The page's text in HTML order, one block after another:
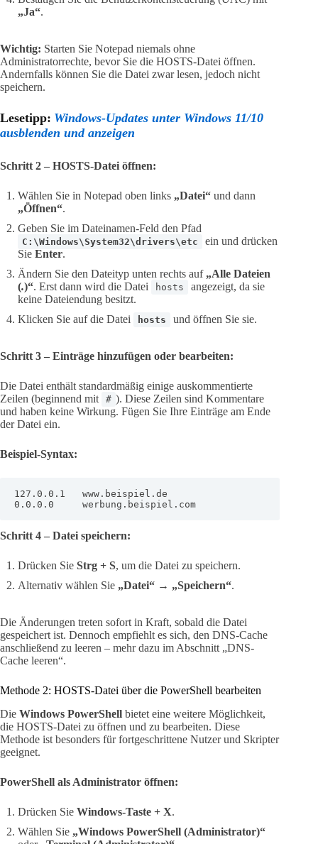
„Ja“.
Wichtig: Starten Sie Notepad niemals ohne
Administratorrechte, bevor Sie die HOSTS-Datei öffnen.
Andernfalls können Sie die Datei zwar lesen, jedoch nicht
speichern.
Lesetipp: Windows-Updates unter Windows 11/10
ausblenden und anzeigen
Schritt 2 – HOSTS-Datei öffnen:
Wählen Sie in Notepad oben links „Datei“ und dann
„Öffnen“.
Geben Sie im Dateinamen-Feld den Pfad
C:\Windows\System32\drivers\etc
ein und drücken
Sie Enter.
Ändern Sie den Dateityp unten rechts auf „Alle Dateien
(.)“. Erst dann wird die Datei hosts
angezeigt, da sie
keine Dateiendung besitzt.
Klicken Sie auf die Datei
hosts und öffnen Sie sie.
Schritt 3 – Einträge hinzufügen oder bearbeiten:
Die Datei enthält standardmäßig einige auskommentierte
Zeilen (beginnend mit
# ). Diese Zeilen sind Kommentare
und haben keine Wirkung. Fügen Sie Ihre Einträge am Ende
der Datei ein.
Beispiel-Syntax:
127.0.0.1   www.beispiel.de
0.0.0.0     werbung.beispiel.com
Schritt 4 – Datei speichern:
Drücken Sie Strg + S, um die Datei zu speichern.
Alternativ wählen Sie „Datei“ → „Speichern“.
Die Änderungen treten sofort in Kraft, sobald die Datei
gespeichert ist. Dennoch empfiehlt es sich, den DNS-Cache
anschließend zu leeren – mehr dazu im Abschnitt „DNS-
Cache leeren“.
Methode 2: HOSTS-Datei über die PowerShell bearbeiten
Die Windows PowerShell bietet eine weitere Möglichkeit,
die HOSTS-Datei zu öffnen und zu bearbeiten. Diese
Methode ist besonders für fortgeschrittene Nutzer und Skripter
geeignet.
PowerShell als Administrator öffnen:
Drücken Sie Windows-Taste + X.
Wählen Sie „Windows PowerShell (Administrator)“